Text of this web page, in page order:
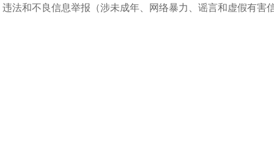
违法和不良信息举报（涉未成年、网络暴力、谣言和虚假有